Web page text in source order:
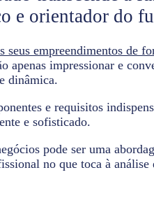
e orientador do
seus empreendimentos de
apenas impressionar e
dinâmica.
e requisitos
e sofisticado.
pode ser uma
no que toca à